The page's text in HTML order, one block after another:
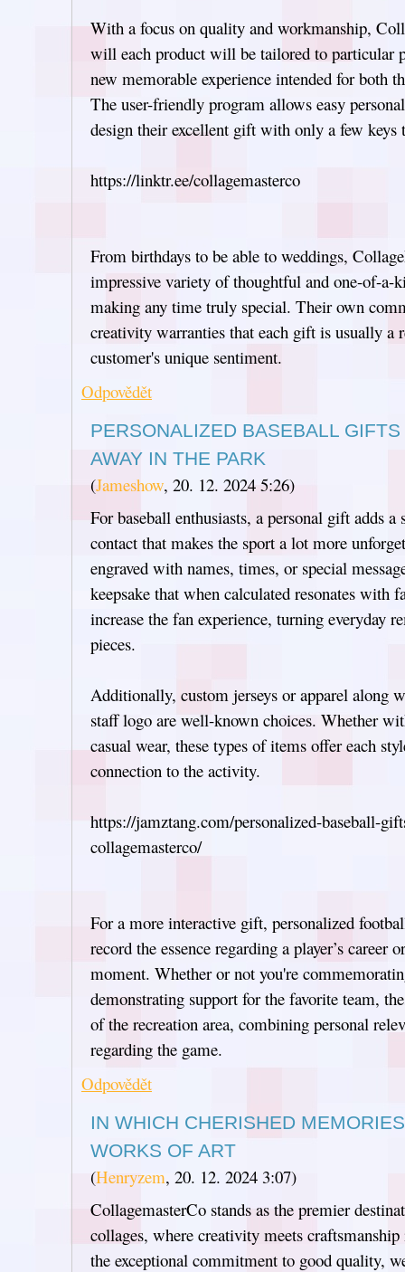
With a focus on quality and workmanship,
will each product will be tailored to particular
new memorable experience intended for both
The user-friendly program allows easy
design their excellent gift with only a few keys
https://linktr.ee/collagemasterco
From birthdays to be able to weddings,
impressive variety of thoughtful and one-of-a-
making any time truly special. Their own
creativity warranties that each gift is usually a
customer's unique sentiment.
Odpovědět
PERSONALIZED BASEBALL
AWAY IN THE PARK
(Jameshow, 20. 12. 2024 5:26)
For baseball enthusiasts, a personal gift adds
contact that makes the sport a lot more
engraved with names, times, or special
keepsake that when calculated resonates with
increase the fan experience, turning everyday
pieces.
Additionally, custom jerseys or apparel along
staff logo are well-known choices. Whether
casual wear, these types of items offer each
connection to the activity.
https://jamztang.com/personalized-baseball-
collagemasterco/
For a more interactive gift, personalized
record the essence regarding a player’s career
moment. Whether or not you're
demonstrating support for the favorite team,
of the recreation area, combining personal
regarding the game.
Odpovědět
IN WHICH CHERISHED
WORKS OF ART
(Henryzem, 20. 12. 2024 3:07)
CollagemasterCo stands as the premier
collages, where creativity meets
the exceptional commitment to good quality,